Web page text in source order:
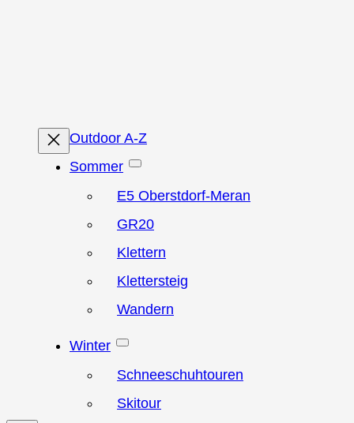
Outdoor A-Z
Sommer
E5 Oberstdorf-Meran
GR20
Klettern
Klettersteig
Wandern
Winter
Schneeschuhtouren
Skitour